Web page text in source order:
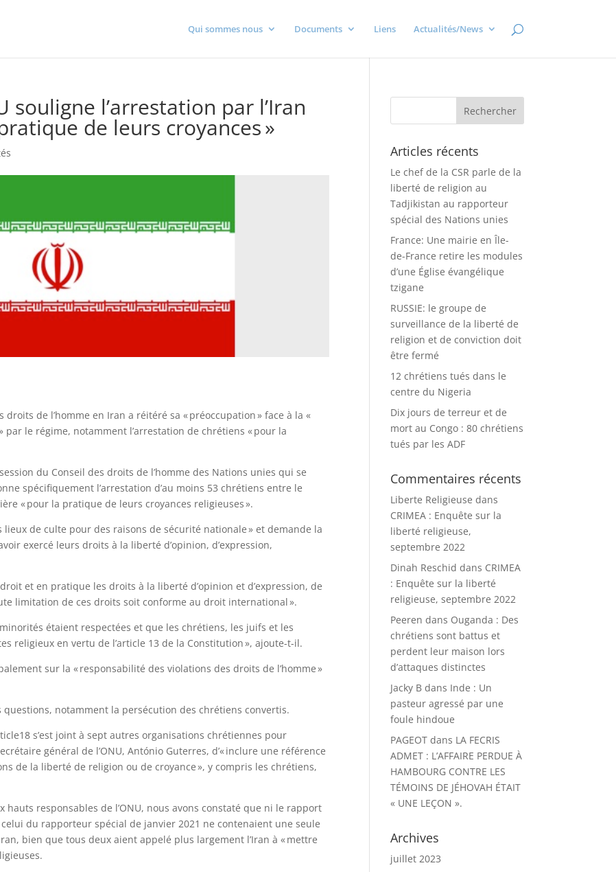
Qui sommes nous Documents Liens Actualités/News
souligne l’arrestation par l’Iran
de leurs croyances »
de l’homme en Iran a réitéré sa « préoccupation » face à la «
le régime, notamment l’arrestation de chrétiens « pour la
du Conseil des droits de l’homme des Nations unies qui se
spécifiquement l’arrestation d’au moins 53 chrétiens entre le
« pour la pratique de leurs croyances religieuses ».
de culte pour des raisons de sécurité nationale » et demande la
exercé leurs droits à la liberté d’opinion, d’expression,
et en pratique les droits à la liberté d’opinion et d’expression, de
limitation de ces droits soit conforme au droit international ».
étaient respectées et que les chrétiens, les juifs et les
religieux en vertu de l’article 13 de la Constitution », ajoute-t-il.
sur la « responsabilité des violations des droits de l’homme »
notamment la persécution des chrétiens convertis.
s’est joint à sept autres organisations chrétiennes pour
général de l’ONU, António Guterres, d’« inclure une référence
de la liberté de religion ou de croyance », y compris les chrétiens,
hauts responsables de l’ONU, nous avons constaté que ni le rapport
du rapporteur spécial de janvier 2021 ne contenaient une seule
bien que tous deux aient appelé plus largement l’Iran à « mettre
Articles récents
Le chef de la CSR parle de la
liberté de religion au
Tadjikistan au rapporteur
spécial des Nations unies
France: Une mairie en Île-
de-France retire les modules
d’une Église évangélique
tzigane
RUSSIE: le groupe de
surveillance de la liberté de
religion et de conviction doit
être fermé
12 chrétiens tués dans le
centre du Nigeria
Dix jours de terreur et de
mort au Congo : 80 chrétiens
tués par les ADF
Commentaires récents
Liberte Religieuse dans
CRIMEA : Enquête sur la
liberté religieuse,
septembre 2022
Dinah Reschid dans CRIMEA
: Enquête sur la liberté
religieuse, septembre 2022
Peeren dans Ouganda : Des
chrétiens sont battus et
perdent leur maison lors
d’attaques distinctes
Jacky B dans Inde : Un
pasteur agressé par une
foule hindoue
PAGEOT dans LA FECRIS
ADMET : L’AFFAIRE PERDUE À
HAMBOURG CONTRE LES
TÉMOINS DE JÉHOVAH ÉTAIT
« UNE LEÇON ».
Archives
juillet 2023